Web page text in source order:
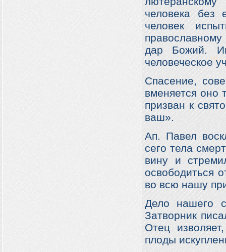
человека без
человек
дар Божий.
человеческое
Спасение,
вменяется оно
призван к
ваш».
Ап. Павел
сего тела
вину и
освободиться
во всю нашу
Дело нашего
Затворник
Отец
плоды